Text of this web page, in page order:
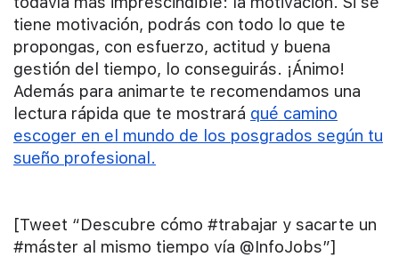
tiene motivación, podrás con todo lo que te
propongas, con esfuerzo, actitud y buena
gestión del tiempo, lo conseguirás. ¡Ánimo!
Además para animarte te recomendamos una
lectura rápida que te mostrará qué camino
escoger en el mundo de los posgrados según tu
sueño profesional.
[Tweet “Descubre cómo #trabajar y sacarte un
#máster al mismo tiempo vía @InfoJobs”]